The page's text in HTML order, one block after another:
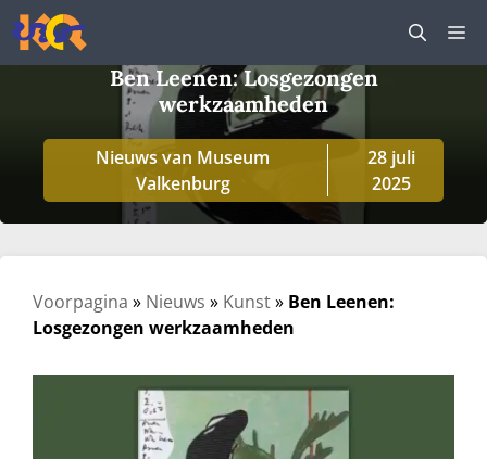
Ga
naar
de
Ben Leenen: Losgezongen
werkzaamheden
Nieuws van Museum
Valkenburg
28 juli
2025
Voorpagina » Nieuws » Kunst» Ben Leenen:
Losgezongen werkzaamheden